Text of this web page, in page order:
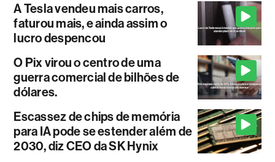
A Tesla vendeu mais carros,
faturou mais, e ainda assim o
lucro despencou
O Pix virou o centro de uma
guerra comercial de bilhões de
dólares.
Escassez de chips de memória
para IA pode se estender além de
2030, diz CEO da SK Hynix